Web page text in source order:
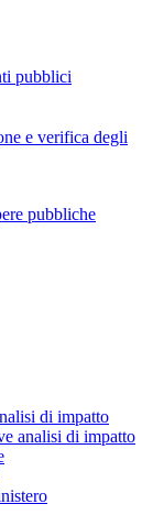
pubblici
e verifica degli
pubbliche
di impatto
analisi di impatto